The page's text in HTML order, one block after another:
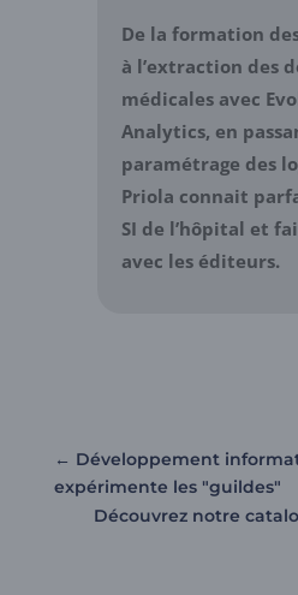
De la formation
à l’extraction des
médicales avec
Analytics, en
paramétrage des
Priola connait
SI de l’hôpital et
avec les éditeurs.
← Développement
expérimente les "guildes"
Découvrez notre